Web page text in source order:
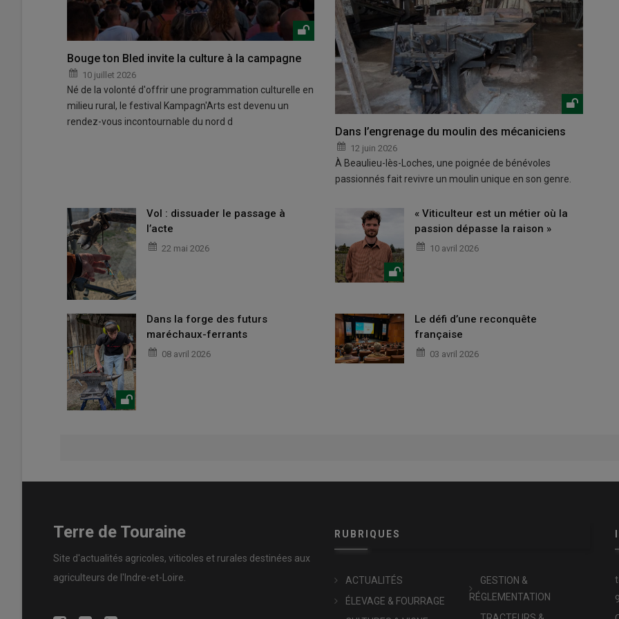
Bouge ton Bled invite la culture à la campagne
10 juillet 2026
Né de la volonté d'offrir une programmation culturelle en
milieu rural, le festival Kampagn'Arts est devenu un
rendez-vous incontournable du nord d
Dans l’engrenage du moulin des mécaniciens
12 juin 2026
À Beaulieu-lès-Loches, une poignée de bénévoles
passionnés fait revivre un moulin unique en son genre.
Vol : dissuader le passage à
l’acte
22 mai 2026
« Viticulteur est un métier où la
passion dépasse la raison »
10 avril 2026
Dans la forge des futurs
maréchaux-ferrants
08 avril 2026
Le défi d’une reconquête
française
03 avril 2026
Terre de Touraine
Site d'actualités agricoles, viticoles et rurales destinées aux
agriculteurs de l'Indre-et-Loire.
RUBRIQUES
ACTUALITÉS
ÉLEVAGE & FOURRAGE
GESTION &
RÉGLEMENTATION